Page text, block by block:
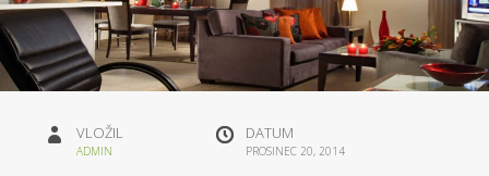
VLOŽIL
ADMIN
DATUM
PROSINEC 20, 2014